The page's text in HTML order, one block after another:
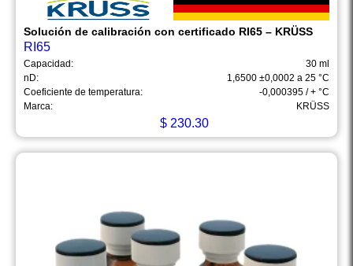
Solución de calibración con certificado RI65 – KRÜSS
RI65
Capacidad:
30 ml
nD:
1,6500 ±0,0002 a 25 °C
Coeficiente de temperatura:
-0,000395 / + °C
Marca:
KRÜSS
$ 230.30